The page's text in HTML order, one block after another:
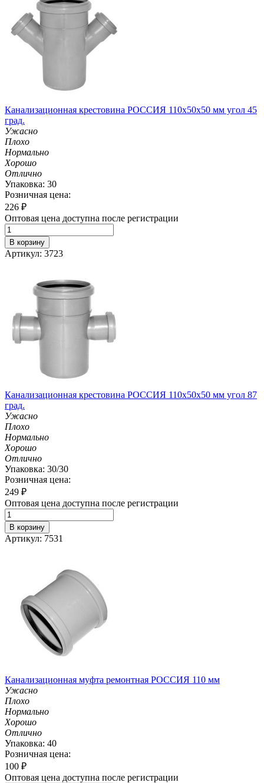
Канализационная крестовина РОССИЯ 110х50х50 мм угол 45
град.
Ужасно
Плохо
Нормально
Хорошо
Отлично
Упаковка: 30
Розничная цена:
226 ₽
Оптовая цена доступна после регистрации
В корзину
Артикул: 3723
Канализационная крестовина РОССИЯ 110х50х50 мм угол 87
град.
Ужасно
Плохо
Нормально
Хорошо
Отлично
Упаковка: 30/30
Розничная цена:
249 ₽
Оптовая цена доступна после регистрации
В корзину
Артикул: 7531
Канализационная муфта ремонтная РОССИЯ 110 мм
Ужасно
Плохо
Нормально
Хорошо
Отлично
Упаковка: 40
Розничная цена:
100 ₽
Оптовая цена доступна после регистрации